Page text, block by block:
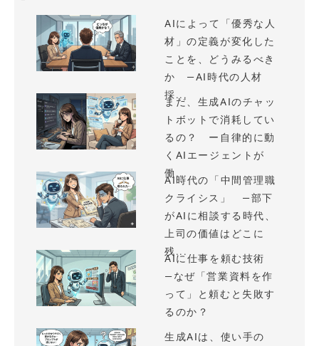
AIによって「優秀な人
材」の定義が変化した
ことを、どうみるべき
か —AI時代の人材
採...
まだ、生成AIのチャッ
トボットで消耗してい
るの？ ー自律的に動
くAIエージェントが
働...
AI時代の「中間管理職
クライシス」 —部下
がAIに相談する時代、
上司の価値はどこに
残...
AIに仕事を頼む技術
—なぜ「営業資料を作
って」と頼むと失敗す
るのか？
生成AIは、使い手の